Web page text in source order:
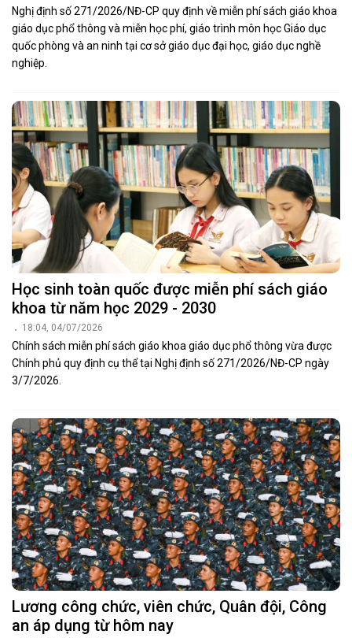
Nghị định số 271/2026/NĐ-CP quy định về miễn phí sách giáo khoa
giáo dục phổ thông và miễn học phí, giáo trình môn học Giáo dục
quốc phòng và an ninh tại cơ sở giáo dục đại học, giáo dục nghề
nghiệp.
Học sinh toàn quốc được miễn phí sách giáo
khoa từ năm học 2029 - 2030
18:04, 04/07/2026
Chính sách miễn phí sách giáo khoa giáo dục phổ thông vừa được
Chính phủ quy định cụ thể tại Nghị định số 271/2026/NĐ-CP ngày
3/7/2026.
Lương công chức, viên chức, Quân đội, Công
an áp dụng từ hôm nay